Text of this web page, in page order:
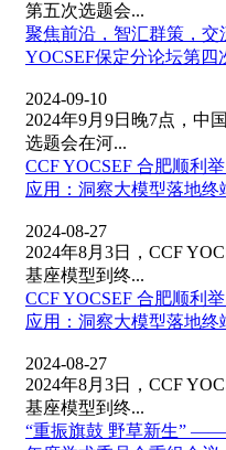
第五次选题会...
聚焦前沿，智汇群策，
YOCSEF保定分论坛第四
2024-09-10
2024年9月9日晚7点，中
选题会在河...
CCF YOCSEF 合肥顺利
应用：洞察大模型落地
2024-08-27
2024年8月3日，CCF
基座模型到终...
CCF YOCSEF 合肥顺利
应用：洞察大模型落地
2024-08-27
2024年8月3日，CCF
基座模型到终...
“重振旗鼓 野草新生”